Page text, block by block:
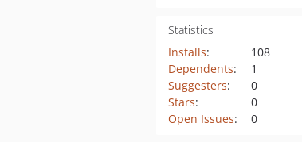
Statistics
Installs:
108
Dependents:
1
Suggesters:
0
Stars:
0
Open Issues: 0